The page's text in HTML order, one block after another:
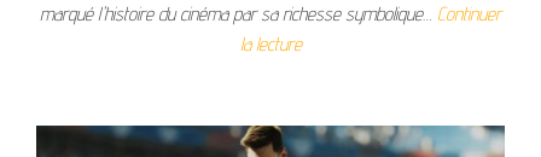
marqué l'histoire du cinéma par sa richesse symbolique… Continuer
la lecture